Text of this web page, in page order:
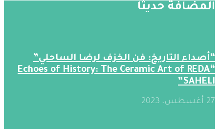
المضافة حديثََا
“أصداء التاريخ: فن الخزف لرضا الساحلي”
“Echoes of History: The Ceramic Art of REDA
SAHELI”
27 أغسطس، 2023